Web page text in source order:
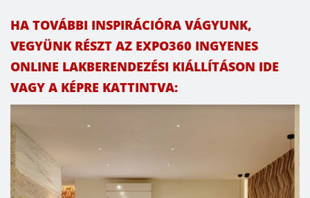
HA TOVÁBBI INSPIRÁCIÓRA VÁGYUNK,
VEGYÜNK RÉSZT AZ EXPO360 INGYENES
ONLINE LAKBERENDEZÉSI KIÁLLÍTÁSON IDE
VAGY A KÉPRE KATTINTVA: